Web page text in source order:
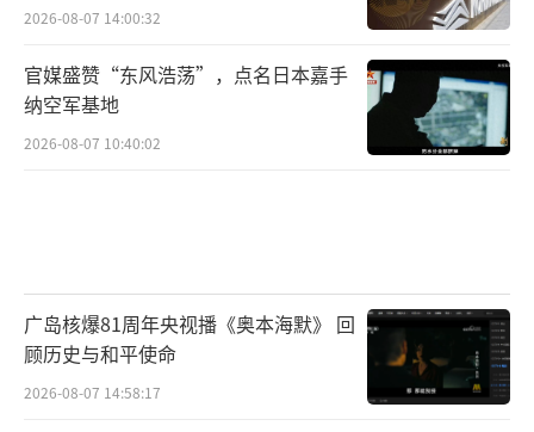
2026-08-07 14:00:32
官媒盛赞“东风浩荡”，点名日本嘉手
纳空军基地
2026-08-07 10:40:02
广岛核爆81周年央视播《奥本海默》 回
顾历史与和平使命
2026-08-07 14:58:17